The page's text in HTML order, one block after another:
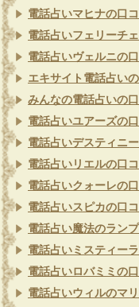
電話占いマヒナの口
電話占いフェリーチ
電話占いヴェルニの
エキサイト電話占い
みんなの電話占いの
電話占いユアーズの
電話占いデスティニ
電話占いリエルの口
電話占いクォーレの
電話占いスピカの口
電話占い魔法のラン
電話占いミスティー
電話占いロバミミの
電話占いウィルのマ